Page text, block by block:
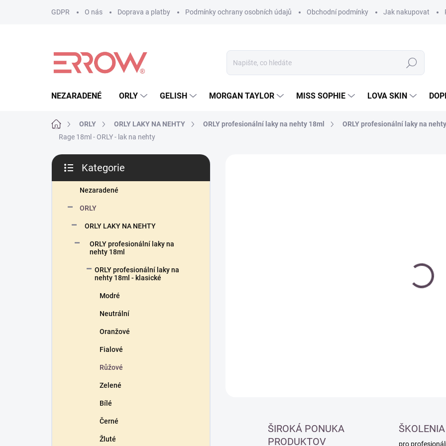
GDPR O nás Doprava a platby Podmínky ochrany osobních údajů Obchodní podmínky Jak nakupovat
Hledat
NEZARADENÉ ORLY GELISH MORGAN TAYLOR MISS SOPHIE LOVA SKIN
Domů ORLY ORLY LAKY NA NEHTY ORLY profesionální laky na nehty 18ml ORLY profesionální laky na
Rage 18ml - ORLY - lak na nehty
P
s
kategorie
Kategorie
Nezaradené
ORLY
ORLY LAKY NA NEHTY
ORLY profesionální laky na
nehty 18ml
ORLY profesionální laky na
nehty 18ml - klasické
Modré
Neutrální
Oranžové
Fialové
Růžové
Zelené
Bílé
Černé
Žluté
ŠIROKÁ PONUKA
PRODUKTOV
ŠKOLENIA
pro